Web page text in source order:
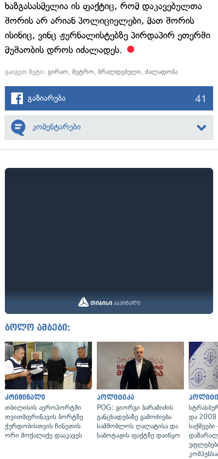
ხაზგასასმელია ის ფაქტიც, რომ დაკავებულთა
შორის არ არიან პოლიციელები, მათ შორის
ისინიც, ვინც ჟურნალისტებზე პირდაპირ ეთერში
მუშაობის დროს იძალადეს.
გაიგეთ მეტი: გირაო, მეტრო, ბრალდებული, ძალადობა
გაზიარება 41
კომენტარები
ბოლო ამბები:
კრიმინალი
თბილისის აეროპორტში
თვითმფრინავის ბორტზე
ქურდობისთვის ჩინეთის
ორი მოქალაქე დააკავეს
პოლიტიკა
POG: გიორგი ბარამიძის
განცხადებაზე გამოძიება
სამშობლოს ღალატისა და
საბოტაჟის ფაქტზე დაიწყო
და 2008